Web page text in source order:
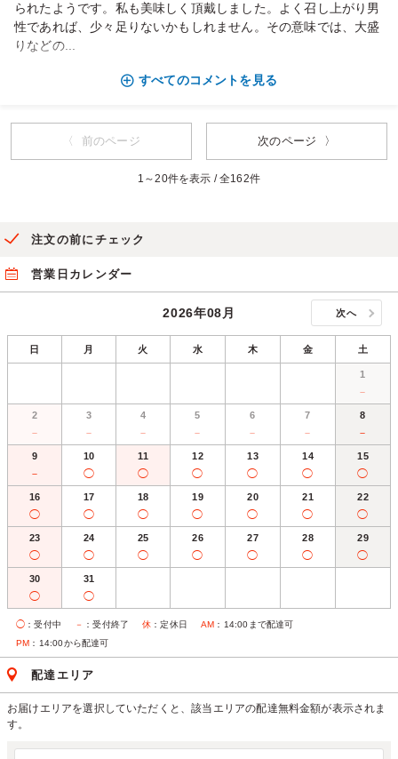
られたようです。私も美味しく頂戴しました。よく召し上がり男
性であれば、少々足りないかもしれません。その意味では、大盛
りなどの...
すべてのコメントを見る
〈 前のページ 次のページ 〉
1～20件を表示 / 全162件
注文の前にチェック
営業日カレンダー
2026年08月 次へ
日 月 火 水 木 金 土
1
－
2
－
3
－
4
－
5
－
6
－
7
－
8
－
9
－
10
◯
11
◯
12
◯
13
◯
14
◯
15
◯
16
◯
17
◯
18
◯
19
◯
20
◯
21
◯
22
◯
23
◯
24
◯
25
◯
26
◯
27
◯
28
◯
29
◯
30
◯
31
◯
◯ ：受付中 － ：受付終了 休 ：定休日 AM ：14:00まで配達可
PM ：14:00から配達可
配達エリア
お届けエリアを選択していただくと、該当エリアの配達無料金額が表示されま
す。